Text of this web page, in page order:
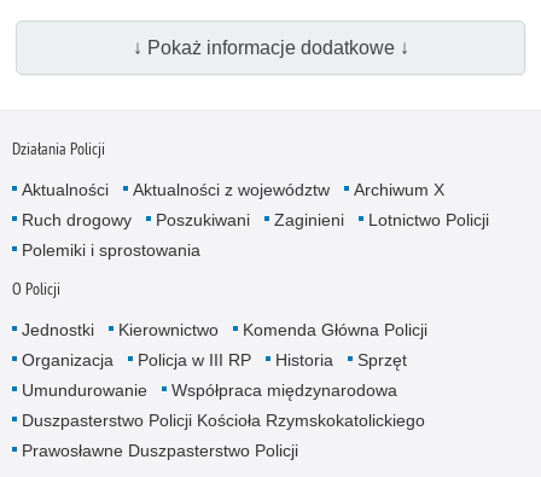
↓ Pokaż informacje dodatkowe ↓
Działania Policji
Aktualności Aktualności z województw
Archiwum X
Ruch drogowy
Poszukiwani Zaginieni
Lotnictwo Policji
Polemiki i sprostowania
O Policji
Jednostki Kierownictwo
Komenda Główna Policji
Organizacja
Policja w III RP Historia
Sprzęt
Umundurowanie
Współpraca międzynarodowa
Duszpasterstwo Policji Kościoła Rzymskokatolickiego
Prawosławne Duszpasterstwo Policji